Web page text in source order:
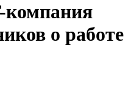
о работе